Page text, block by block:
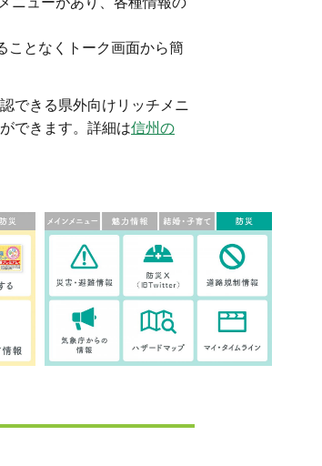
ことなくトーク画面から簡
できる県外向けリッチメニ
できます。詳細は信州の